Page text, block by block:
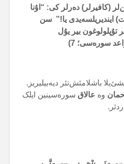
(کافیرلر) دەرلر کی: “اۇنا
ایندیریلسەیدی یا!” سن
بیر یۇل
سورەسی؛ 7)
باشلامئش‌تئر دیەبیلیریز.
وە عالاق سورەسینین ایلک